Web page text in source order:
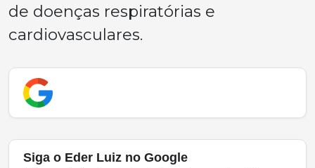
de doenças respiratórias e
cardiovasculares.
Siga o Eder Luiz no Google